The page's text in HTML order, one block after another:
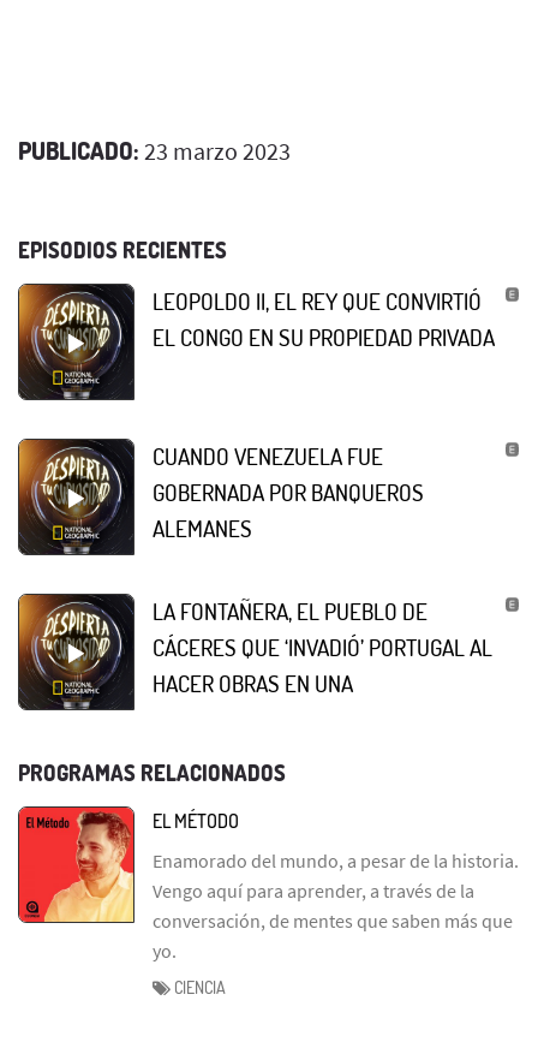
PUBLICADO: 23 marzo 2023
EPISODIOS RECIENTES
LEOPOLDO II, EL REY QUE CONVIRTIÓ
EL CONGO EN SU PROPIEDAD PRIVADA
CUANDO VENEZUELA FUE
GOBERNADA POR BANQUEROS
ALEMANES
LA FONTAÑERA, EL PUEBLO DE
CÁCERES QUE ‘INVADIÓ’ PORTUGAL AL
HACER OBRAS EN UNA
PROGRAMAS RELACIONADOS
EL MÉTODO
Enamorado del mundo, a pesar de la historia.
Vengo aquí para aprender, a través de la
conversación, de mentes que saben más que
yo.
CIENCIA